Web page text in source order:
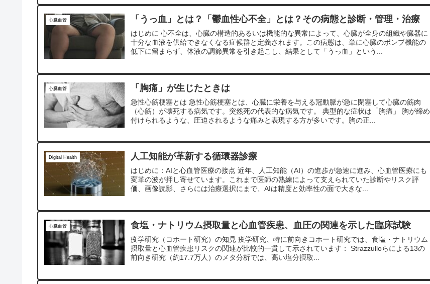
心臓血管 「うっ血」とは？「鬱血性心不全」とは？その病態と診断・管理・治療
はじめに 心不全は、心臓の構造的あるいは機能的な異常によって、心臓が全身の組織や臓器に
十分な血液を供給できなくなる症候群と定義されます。この病態は、単に心臓のポンプ機能の
低下に留まらず、体液の調節異常を引き起こし、結果として「うっ血」という...
心臓血管 「胸痛」が生じたときは
急性心筋梗塞とは 急性心筋梗塞とは、心臓に栄養を与える冠動脈が急に閉塞して心臓の筋肉
（心筋）が壊死する病気です。突然死の代表的な病気です。 典型的な症状は「胸痛」 胸が締め
付けられるような、圧迫されるような痛みと表現する方が多いです。胸の正...
Digital Health 人工知能が革新する循環器診療
はじめに：AIと心血管医療の接点 近年、人工知能（AI）の進歩が急速に進み、心血管医療にも
変革の波が押し寄せています。これまで医師の熟練によって支えられていた診断やリスク評
価、画像読影、さらには治療選択にまで、AIは精度と効率性の面で大きな...
心臓血管 食塩・ナトリウム摂取量と心血管疾患、血圧の関連を示した臨床試験
疫学研究（コホート研究）の知見 疫学研究、特に前向きコホート研究では、食塩・ナトリウム
摂取量と心血管疾患リスクの関連が比較的一貫して示されています： Strazzulloらによる13の
前向き研究（約17.7万人）のメタ分析では、高い塩分摂取...